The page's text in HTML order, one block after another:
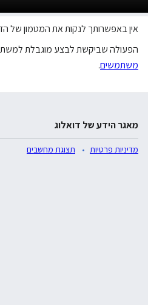
אין באפשרותך לנקות את המטמון של
הפעולה שביקשת לבצע מוגבלת
משתמשים.
מאגר הידע של דואלוג
מדיניות פרטיות תצוגת מחשבים